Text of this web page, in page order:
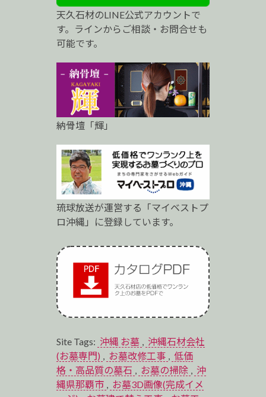
ロ
天久石材のLINE公式アカウントで
す。ラインからご相談・お問合せも
可能です。
納骨壇「輝」
琉球放送が運営する「マイベストプ
ロ沖縄」に登録しています。
Site Tags: 沖縄 お墓 , 沖縄石材会社
(お墓専門) , お墓改修工事 , 低価
格・高品質の墓石 , お墓の掃除 , 沖
縄県那覇市 , お墓3D画像(完成イメ